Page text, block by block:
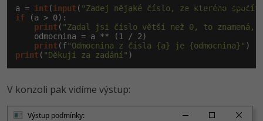
Klikni pro editaci
a = int (input ( "Zadej nějaké číslo, ze kterého
if (a > 0):
print ( "Zadal jsi číslo větší než 0, to znamená,
    odmocnina = a ** (
1 / 2)
print (f"Odmocnina z čísla {a} je {odmocnina}"
print ( "Děkuji za zadání" )
V konzoli pak vidíme výstup:
Výstup podmínky: